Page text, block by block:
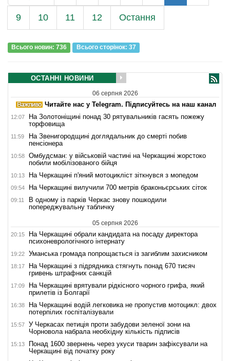
9 10 11 12 Остання
Всього новин: 736 Всього сторiнок: 37
ОСТАННІ НОВИНИ
06 серпня 2026
Читайте нас у Telegram. Підписуйтесь на наш канал
12:07
На Золотоніщині понад 30 рятувальників гасять пожежу
торфовища
11:59
На Звенигородщині доглядальник до смерті побив
пенсіонера
10:58
Омбудсман: у військовій частині на Черкащині жорстоко
побили мобілізованого бійця
10:13 На Черкащині п'яний мотоцикліст зіткнувся з мопедом
09:54 На Черкащині вилучили 700 метрів браконьєрських сіток
09:11
В одному із парків Черкас знову пошкодили
попереджувальну табличку
05 серпня 2026
20:15
На Черкащині обрали кандидата на посаду директора
психоневрологічного інтернату
19:22 Уманська громада попрощається із загиблим захисником
18:17
На Черкащині з підрядника стягнуть понад 670 тисяч
гривень штрафних санкцій
17:09
На Черкащині врятували рідкісного чорного грифа, який
прилетів із Болгарії
16:38
На Черкащині водій легковика не пропустив мотоцикл: двох
потерпілих госпіталізували
15:57
У Черкасах петиція проти забудови зеленої зони на
Чорновола набрала необхідну кількість підписів
15:13
Понад 1600 звернень через укуси тварин зафіксували на
Черкащині від початку року